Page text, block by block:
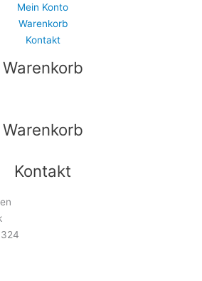
Mein Konto
Warenkorb
Kontakt
Warenkorb
Warenkorb
Kontakt